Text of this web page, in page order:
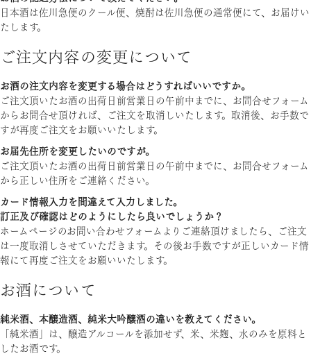
日本酒は佐川急便のクール便、焼酎は佐川急便の通常便にて、お届けい
たします。
ご注文内容の変更について
お酒の注文内容を変更する場合はどうすればいいですか。
ご注文頂いたお酒の出荷日前営業日の午前中までに、お問合せフォーム
からお問合せ頂ければ、ご注文を取消しいたします。取消後、お手数で
すが再度ご注文をお願いいたします。
お届先住所を変更したいのですが。
ご注文頂いたお酒の出荷日前営業日の午前中までに、お問合せフォーム
から正しい住所をご連絡ください。
カード情報入力を間違えて入力しました。
訂正及び確認はどのようにしたら良いでしょうか？
ホームページのお問い合わせフォームよりご連絡頂けましたら、ご注文
は一度取消しさせていただきます。その後お手数ですが正しいカード情
報にて再度ご注文をお願いいたします。
お酒について
純米酒、本醸造酒、純米大吟醸酒の違いを教えてください。
「純米酒」は、醸造アルコールを添加せず、米、米麹、水のみを原料と
したお酒です。